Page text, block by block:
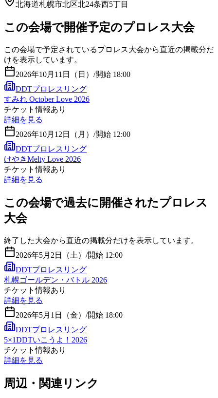
北海道札幌市北区北24条西5丁目
この会場で開催予定のプロレス大会
この会場で予定されているプロレス大会から直近の掲載分だ
けを表示しています。
2026年10月11日（日） /開始 18:00
DDTプロレスリング
すみれ October Love 2026
チケット情報あり
詳細を見る
2026年10月12日（月） /開始 12:00
DDTプロレスリング
けやきMelty Love 2026
チケット情報あり
詳細を見る
この会場で過去に開催されたプロレス
大会
終了した大会から直近の掲載分だけを表示しています。
2026年5月2日（土） /開始 12:00
DDTプロレスリング
札幌ゴールデン・バトル 2026
チケット情報あり
詳細を見る
2026年5月1日（金） /開始 18:00
DDTプロレスリング
5×1DDTいこうよ！2026
チケット情報あり
詳細を見る
周辺・関連リンク